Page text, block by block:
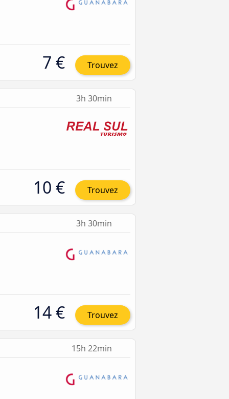
7 € Trouvez
3h 30min
10 € Trouvez
3h 30min
14 € Trouvez
15h 22min